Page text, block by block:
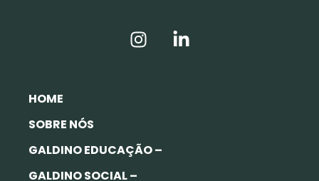
HOME
SOBRE NÓS
GALDINO EDUCAÇÃO –
GALDINO SOCIAL –